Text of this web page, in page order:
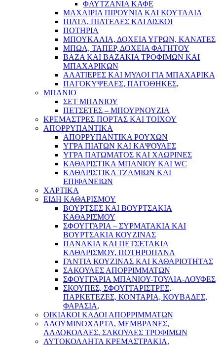
ΦΛΥΤΖΑΝΙΑ ΚΑΦΕ
ΜΑΧΑΙΡΙΑ ΠΙΡΟΥΝΙΑ ΚΑΙ ΚΟΥΤΑΛΙΑ
ΠΙΑΤΑ, ΠΙΑΤΕΛΕΣ ΚΑΙ ΔΙΣΚΟΙ
ΠΟΤΗΡΙΑ
ΜΠΟΥΚΑΛΙΑ, ΔΟΧΕΙΑ ΥΓΡΩΝ, ΚΑΝΑΤΕΣ
ΜΠΩΛ, ΤΑΠΕΡ, ΔΟΧΕΙΑ ΦΑΓΗΤΟΥ
ΒΑΖΑ ΚΑΙ ΒΑΖΑΚΙΑ ΤΡΟΦΙΜΩΝ ΚΑΙ
ΜΠΑΧΑΡΙΚΩΝ
ΑΛΑΤΙΕΡΕΣ ΚΑΙ ΜΥΛΟΙ ΓΙΑ ΜΠΑΧΑΡΙΚΑ
ΠΑΓΟΚΥΨΕΛΕΣ, ΠΑΓΟΘΗΚΕΣ,
ΜΠΑΝΙΟ
ΣΕΤ ΜΠΑΝΙΟΥ
ΠΕΤΣΕΤΕΣ – ΜΠΟΥΡΝΟΥΖΙΑ
ΚΡΕΜΑΣΤΡΕΣ ΠΟΡΤΑΣ ΚΑΙ ΤΟΙΧΟΥ
ΑΠΟΡΡΥΠΑΝΤΙΚΑ
ΑΠΟΡΡΥΠΑΝΤΙΚΑ ΡΟΥΧΩΝ
ΥΓΡΑ ΠΙΑΤΩΝ ΚΑΙ ΚΑΨΟΥΛΕΣ
ΥΓΡΑ ΠΑΤΩΜΑΤΟΣ ΚΑΙ ΧΛΩΡΙΝΕΣ
ΚΑΘΑΡΙΣΤΙΚΑ ΜΠΑΝΙΟΥ ΚΑΙ WC
ΚΑΘΑΡΙΣΤΙΚΑ ΤΖΑΜΙΩΝ ΚΑΙ
ΕΠΙΦΑΝΕΙΩΝ
ΧΑΡΤΙΚΑ
ΕΙΔΗ ΚΑΘΑΡΙΣΜΟΥ
ΒΟΥΡΤΣΕΣ ΚΑΙ ΒΟΥΡΤΣΑΚΙΑ
ΚΑΘΑΡΙΣΜΟΥ
ΣΦΟΥΓΓΑΡΙΑ – ΣΥΡΜΑΤΑΚΙΑ ΚΑΙ
ΒΟΥΡΤΣΑΚΙΑ ΚΟΥΖΙΝΑΣ
ΠΑΝΑΚΙΑ ΚΑΙ ΠΕΤΣΕΤΑΚΙΑ
ΚΑΘΑΡΙΣΜΟΥ, ΠΟΤΗΡΟΠΑΝΑ
ΓΑΝΤΙΑ ΚΟΥΖΙΝΑΣ ΚΑΙ ΚΑΘΑΡΙΟΤΗΤΑΣ
ΣΑΚΟΥΛΕΣ ΑΠΟΡΡΙΜΜΑΤΩΝ
ΣΦΟΥΓΓΑΡΙΑ ΜΠΑΝΙΟΥ-ΤΟΥΛΙΑ-ΛΟΥΦΕΣ
ΣΚΟΥΠΕΣ, ΣΦΟΥΓΓΑΡΙΣΤΡΕΣ,
ΠΑΡΚΕΤΕΖΕΣ, ΚΟΝΤΑΡΙΑ, ΚΟΥΒΑΔΕΣ,
ΦΑΡΑΣΙΑ,
ΟΙΚΙΑΚΟΙ ΚΑΔΟΙ ΑΠΟΡΡΙΜΜΑΤΩΝ
ΑΛΟΥΜΙΝΟΧΑΡΤΑ, ΜΕΜΒΡΑΝΕΣ,
ΛΑΔΟΚΟΛΛΕΣ, ΣΑΚΟΥΛΕΣ ΤΡΟΦΙΜΩΝ
ΑΥΤΟΚΟΛΛΗΤΑ ΚΡΕΜΑΣΤΡΑΚΙΑ,